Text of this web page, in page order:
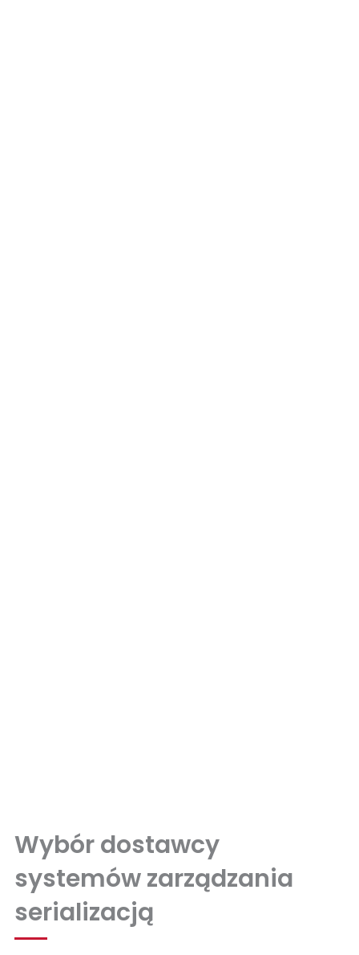
Wybór dostawcy
systemów zarządzania
serializacją